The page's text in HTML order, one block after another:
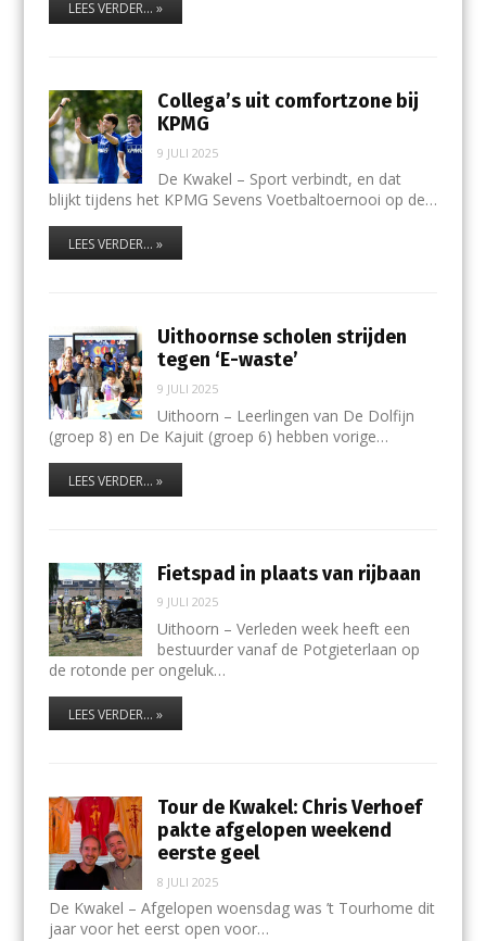
LEES VERDER... »
Collega’s uit comfortzone bij
KPMG
9 JULI 2025
De Kwakel – Sport verbindt, en dat
blijkt tijdens het KPMG Sevens Voetbaltoernooi op de…
LEES VERDER... »
Uithoornse scholen strijden
tegen ‘E-waste’
9 JULI 2025
Uithoorn – Leerlingen van De Dolfijn
(groep 8) en De Kajuit (groep 6) hebben vorige…
LEES VERDER... »
Fietspad in plaats van rijbaan
9 JULI 2025
Uithoorn – Verleden week heeft een
bestuurder vanaf de Potgieterlaan op
de rotonde per ongeluk…
LEES VERDER... »
Tour de Kwakel: Chris Verhoef
pakte afgelopen weekend
eerste geel
8 JULI 2025
De Kwakel – Afgelopen woensdag was ’t Tourhome dit
jaar voor het eerst open voor…